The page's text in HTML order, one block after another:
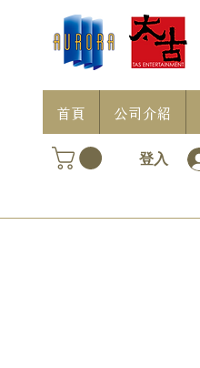
首頁 公司介紹
登入